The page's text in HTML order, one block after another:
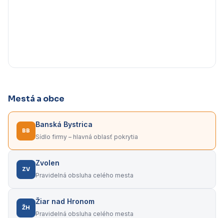
Mestá a obce
BB
Banská Bystrica
Sídlo firmy – hlavná oblasť pokrytia
ZV
Zvolen
Pravidelná obsluha celého mesta
ŽH
Žiar nad Hronom
Pravidelná obsluha celého mesta